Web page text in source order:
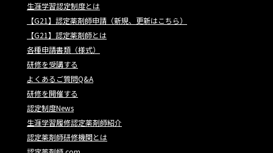
生涯学習認定制度とは
【G21】認定薬剤師申請（新規、更新はこちら）
【G21】認定薬剤師とは
各種申請書類（様式）
研修を受講する
よくあるご質問Q&A
研修を開催する
認定制度News
生涯学習履修認定薬剤師紹介
認定薬剤師研修機関とは